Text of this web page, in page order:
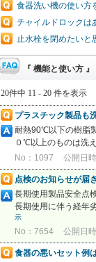
食器洗い機の使い方
チャイルドロックは
止水栓を閉めたいと
『 機能と使い方
20件中 11 - 20 件を表示
プラスチック製品も
耐熱90℃以下の樹脂
０℃以上のものは洗
No：1097 公開日
点検のお知らせが届
長期使用製品安全点
長期使用に伴う経年
示
No：7654 公開日
食器の悪いセット例